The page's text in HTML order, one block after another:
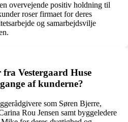
overvejende positiv holdning til
roser firmaet for deres
og samarbejdsvilje
Vestergaard Huse
af kunderne?
som Søren Bjerre,
Rou Jensen samt byggeledere